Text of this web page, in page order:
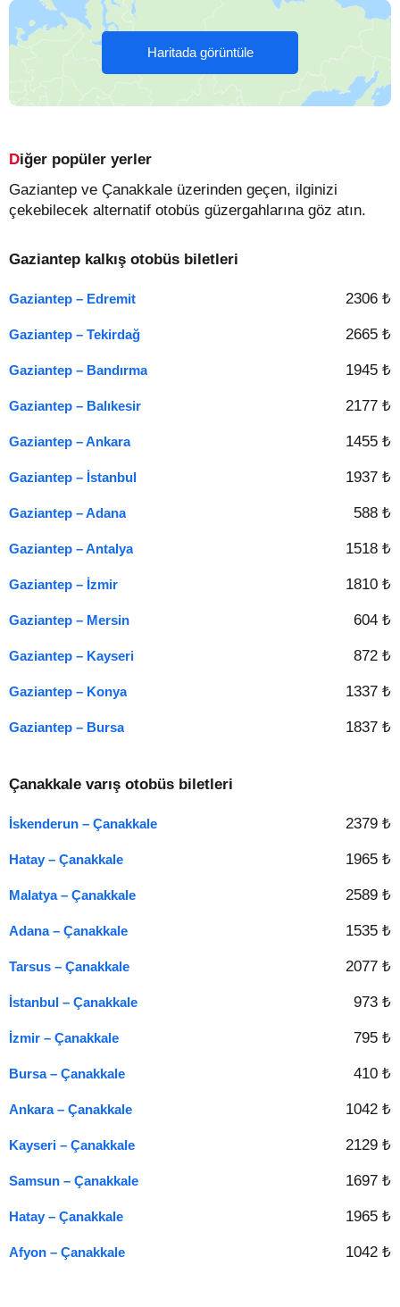
Haritada görüntüle
Diğer popüler yerler
Gaziantep ve Çanakkale üzerinden geçen, ilginizi
çekebilecek alternatif otobüs güzergahlarına göz atın.
Gaziantep kalkış otobüs biletleri
Gaziantep – Edremit 2306 ₺
Gaziantep – Tekirdağ 2665 ₺
Gaziantep – Bandırma 1945 ₺
Gaziantep – Balıkesir 2177 ₺
Gaziantep – Ankara 1455 ₺
Gaziantep – İstanbul 1937 ₺
Gaziantep – Adana 588 ₺
Gaziantep – Antalya 1518 ₺
Gaziantep – İzmir 1810 ₺
Gaziantep – Mersin 604 ₺
Gaziantep – Kayseri 872 ₺
Gaziantep – Konya 1337 ₺
Gaziantep – Bursa 1837 ₺
Çanakkale varış otobüs biletleri
İskenderun – Çanakkale 2379 ₺
Hatay – Çanakkale 1965 ₺
Malatya – Çanakkale 2589 ₺
Adana – Çanakkale 1535 ₺
Tarsus – Çanakkale 2077 ₺
İstanbul – Çanakkale 973 ₺
İzmir – Çanakkale 795 ₺
Bursa – Çanakkale 410 ₺
Ankara – Çanakkale 1042 ₺
Kayseri – Çanakkale 2129 ₺
Samsun – Çanakkale 1697 ₺
Hatay – Çanakkale 1965 ₺
Afyon – Çanakkale 1042 ₺